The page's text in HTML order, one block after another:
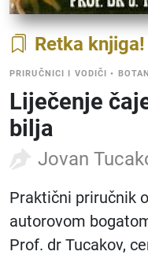
Retka knjiga
PRIRUČNICI I VODIČI •
Liječenje
bilja
Jovan
Praktični priručnik
autorovom
Prof. dr Tucakov,